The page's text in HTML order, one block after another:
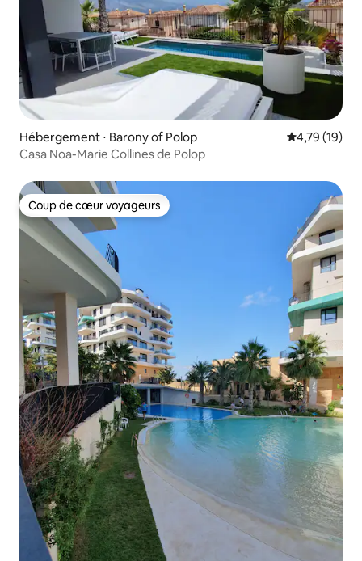
Hébergement ⋅ Barony of Polop Évaluation
4,79 (19)
Casa Noa-Marie Collines de Polop
Coup de cœur voyageurs
Coup de cœur voyageurs